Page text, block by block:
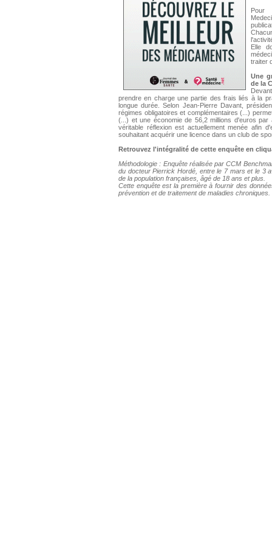
Pour
Elle
traiter
Une
de la
prendre en charge une partie des frais liés à la
longue durée. Selon Jean-Pierre Davant,
régimes obligatoires et complémentaires (...)
(...) et une économie de 56,2 millions d'euros
véritable réflexion est actuellement menée afin
souhaitant acquérir une licence dans un club de
Retrouvez l'intégralité de cette enquête en
Méthodologie : Enquête réalisée par CCM
du docteur Pierrick Hordé, entre le 7 mars et le 3
de la population françaises, âgé de 18 ans et plus.
Cette enquête est la première à fournir des
prévention et de traitement de maladies chroniques.